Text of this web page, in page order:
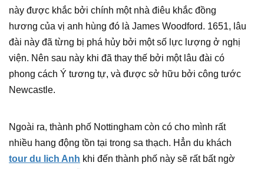
này được khắc bởi chính một nhà điêu khắc đồng
hương của vị anh hùng đó là James Woodford. 1651, lâu
đài này đã từng bị phá hủy bởi một số lực lượng ở nghị
viện. Nên sau này khi đã thay thế bởi một lâu đài có
phong cách Ý tương tự, và được sở hữu bởi công tước
Newcastle.
Ngoài ra, thành phố Nottingham còn có cho mình rất
nhiều hang động tồn tại trong sa thạch. Hẳn du khách
tour du lich Anh khi đến thành phố này sẽ rất bất ngờ